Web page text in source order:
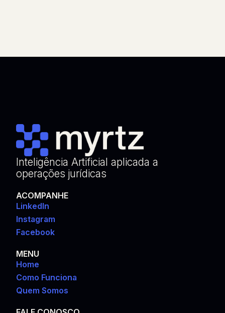
Inteligência Artificial aplicada a
operações jurídicas
ACOMPANHE
LinkedIn
Instagram
Facebook
MENU
Home
Como Funciona
Quem Somos